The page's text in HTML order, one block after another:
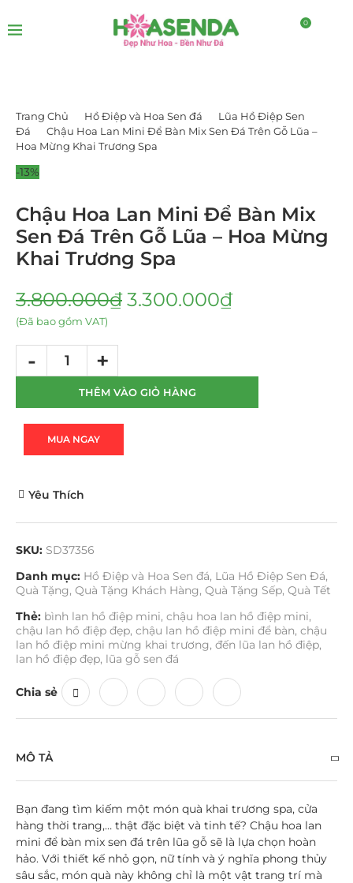
0
Trang Chủ Hồ Điệp và Hoa Sen đá
Lũa Hồ Điệp Sen
Đá
Chậu Hoa Lan Mini Để Bàn Mix Sen Đá Trên Gỗ Lũa –
Hoa Mừng Khai Trương Spa
-13%
Chậu Hoa Lan Mini Để Bàn Mix
Sen Đá Trên Gỗ Lũa – Hoa Mừng
Khai Trương Spa
3.800.000₫ 3.300.000₫
(Đã bao gồm VAT)
THÊM VÀO GIỎ HÀNG
MUA NGAY
Yêu Thích
SKU: SD37356
Danh mục: Hồ Điệp và Hoa Sen đá, Lũa Hồ Điệp Sen Đá,
Quà Tặng, Quà Tặng Khách Hàng, Quà Tặng Sếp, Quà Tết
Thẻ: bình lan hồ điệp mini, chậu hoa lan hồ điệp mini,
chậu lan hồ điệp đẹp, chậu lan hồ điệp mini để bàn, chậu
lan hồ điệp mini mừng khai trương, đến lũa lan hồ điệp,
lan hồ điệp đẹp, lũa gỗ sen đá
Chia sẻ
MÔ TẢ
Bạn đang tìm kiếm một món quà khai trương spa, cửa
hàng thời trang,… thật đặc biệt và tinh tế? Chậu hoa lan
mini để bàn mix sen đá trên lũa gỗ sẽ là lựa chọn hoàn
hảo. Với thiết kế nhỏ gọn, nữ tính và ý nghĩa phong thủy
sâu sắc, món quà này không chỉ là một vật trang trí mà